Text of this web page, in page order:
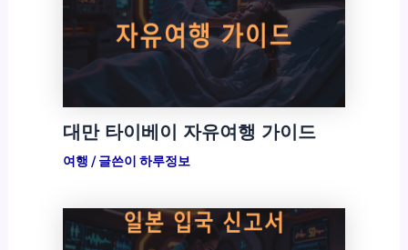
대만 타이베이 자유여행 가이드
여행 / 글쓴이 하루정보